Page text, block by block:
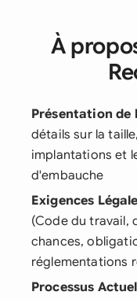
À
Présentation de
détails sur la
implantations et
d'embauche
Exigences
(Code du travail,
chances,
réglementations
Processus